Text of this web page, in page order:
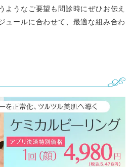
ようなご要望も問診時にぜひお伝え
ュールに合わせて、最適な組み合わ